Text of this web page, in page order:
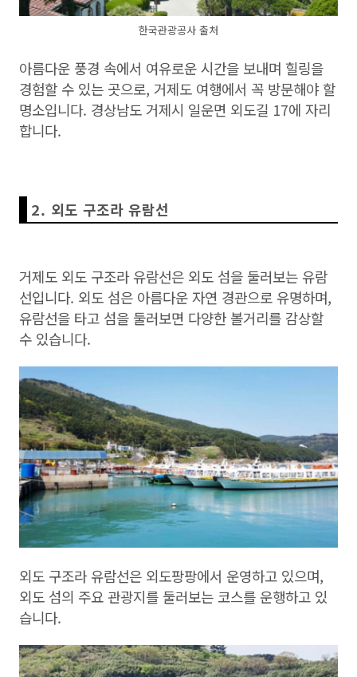
한국관광공사 출처
아름다운 풍경 속에서 여유로운 시간을 보내며 힐링을
경험할 수 있는 곳으로, 거제도 여행에서 꼭 방문해야 할
명소입니다. 경상남도 거제시 일운면 외도길 17에 자리
합니다.
2. 외도 구조라 유람선
거제도 외도 구조라 유람선은 외도 섬을 둘러보는 유람
선입니다. 외도 섬은 아름다운 자연 경관으로 유명하며,
유람선을 타고 섬을 둘러보면 다양한 볼거리를 감상할
수 있습니다.
외도 구조라 유람선은 외도팡팡에서 운영하고 있으며,
외도 섬의 주요 관광지를 둘러보는 코스를 운행하고 있
습니다.